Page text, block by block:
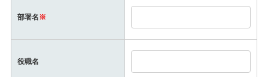
TEL 03-6265-6763(代)(受付時間：9:00~17:30※)
※土・日曜日、祝日、年末年始、ゴールデンウィーク、夏
E-mail:
部署名※
役職名